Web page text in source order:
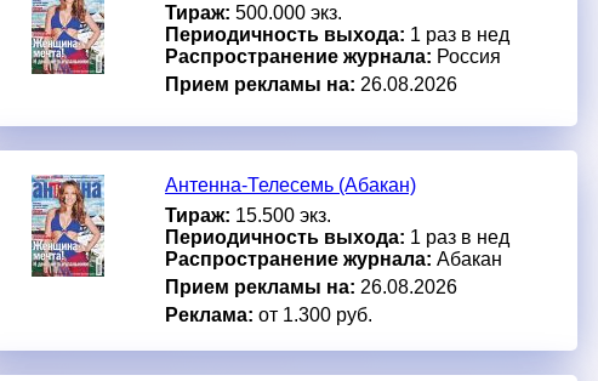
Тираж: 500.000 экз.
Периодичность выхода: 1 раз в нед
Распространение журнала: Россия
Прием рекламы на: 26.08.2026
Антенна-Телесемь (Абакан)
Тираж: 15.500 экз.
Периодичность выхода: 1 раз в нед
Распространение журнала: Абакан
Прием рекламы на: 26.08.2026
Реклама: от 1.300 руб.